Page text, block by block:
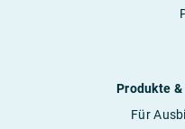
Produkte
Für